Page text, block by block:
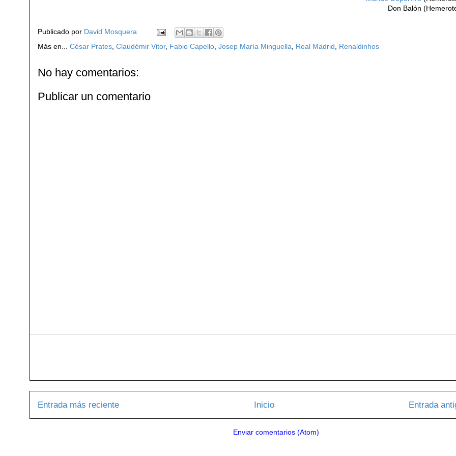
Don Balón
Publicado por David Mosquera
Más en... César Prates Claudémir Vitor, Fabio Capello Josep María Minguella Real Madrid Renaldinhos
No hay comentarios:
Publicar un comentario
Entrada más reciente Entrada
Inicio
Enviar comentarios (Atom)